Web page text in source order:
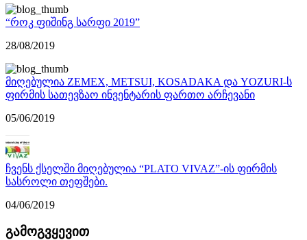
“როკ ფიშინგ სარფი 2019”
28/08/2019
მიღებულია ZEMEX, METSUI, KOSADAKA და YOZURI-ს
ფირმის სათევზაო ინვენტარის ფართო არჩევანი
05/06/2019
ჩვენს ქსელში მიღებულია “PLATO VIVAZ”-ის ფირმის
სასროლი თეფშები.
04/06/2019
გამოგვყევით